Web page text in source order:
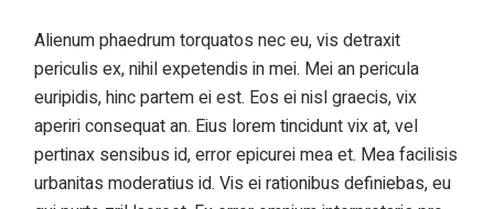
Alienum phaedrum torquatos nec eu, vis detraxit
periculis ex, nihil expetendis in mei. Mei an pericula
euripidis, hinc partem ei est. Eos ei nisl graecis, vix
aperiri consequat an. Eius lorem tincidunt vix at, vel
pertinax sensibus id, error epicurei mea et. Mea facilisis
urbanitas moderatius id. Vis ei rationibus definiebas, eu